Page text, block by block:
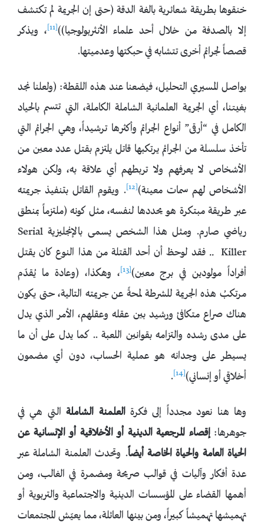
خنقوها بطريقة شعائرية بالغة الدقة (حتى إن الجريمة لم تكتشف
إلا بالصدفة من خلال أحد علماء الأنثربولوجيا))[11]
، ويذكر
قصصاً لجرائم أخرى تتشابه في حبكتها وعدميتها.
يواصل المسيري التحليل، فيضعنا عند هذه اللقطة: (ولعلنا نجد
بغيتنا، أي الجريمة العلمانية الشاملة الكاملة، التي تتسم بالحياد
الكامل في “أرقى” أنواع الجرائم وأكثرها ترشيداً، وهي الجرائم التي
تأخذ سلسلة من الجرائم يرتكبها قاتل يلتزم بقتل عدد معين من
الأشخاص لا يعرفهم ولا تربطهم أي علاقة به، ولكن هولاء
الأشخاص لهم سمات معينة)[12]
. ويقوم القاتل بتنفيذ جريمته
عبر طريقة مبتكرة هو يحددها لنفسه، مثل كونه (ملتزماً بمنطق
رياضي صارم. ومثل هذا الشخص يسمى بالإنجليزية Serial
Killer .. فقد لوحظ أن أحد القتلة من هذا النوع كان يقتل
أفراداً مولودين في برج معين)[13]
، وهكذا، (وعادة ما يُقدّم
مرتكبُ هذه الجريمة للشرطة لمحةً عن جريمته التالية، حتى يكون
هناك صراع متكافئ ورشيد بين عقله وعقلهم، الأمر الذي يدل
على مدى رشده والتزامه بقوانين اللعبة .. كما يدل على أن ما
يسيطر على وجدانه هو عملية الحساب، دون أي مضمون
أخلاقي أو إنساني)[14]
.
وها هنا نعود مجدداً إلى فكرةالعلمنة الشاملةالتي هي في
جوهرها:إقصاء المرجعية الدينية أو الأخلاقية أو الإنسانية عن
الحياة العامة والحياة الخاصة أيضاً. وتحدث العلمنة الشاملة عبر
عدة أفكار وآليات في قوالب صريحة ومضمرة في الغالب، ومن
أهمها القضاء على المؤسسات الدينية والاجتماعية والتربوية أو
تهميشها تهميشاً كبيراً، ومن بينها العائلة، مما يعيّش المجتمعات